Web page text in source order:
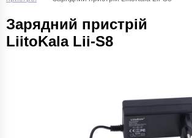
Зарядний пристрій
LiitoKala Lii-S8